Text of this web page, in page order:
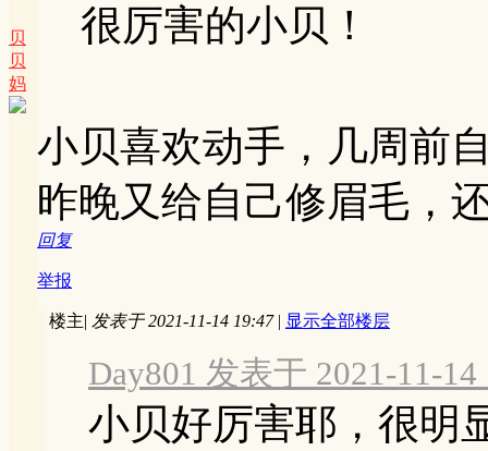
贝
贝
妈
很厉害的小贝！
小贝喜欢动手，几周前
昨晚又给自己修眉毛，
回复
举报
楼主| 发表于 2021-11-14 19:47 | 显示全部楼层
Day801 发表于 2021-11-14
小贝好厉害耶，很明